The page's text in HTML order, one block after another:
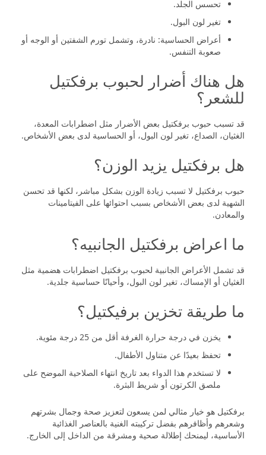
تحسس الجلد.
تغير لون البول.
أعراض الحساسية: نادرة، وتشمل تورم الشفتين أو الوجه أو
صعوبة التنفس.
هل هناك أضرار لحبوب برفكتيل
للشعر؟
قد تسبب حبوب برفكتيل بعض الأضرار مثل اضطرابات المعدة،
الغثيان، الصداع، تغير لون البول، أو الحساسية لدى بعض الأشخاص.
هل برفكتيل يزيد الوزن؟
حبوب برفكتيل لا تسبب زيادة الوزن بشكل مباشر، لكنها قد تحسن
الشهية لدى بعض الأشخاص بسبب احتوائها على الفيتامينات
والمعادن.
ما اعراض برفكتيل الجانبيه؟
قد تشمل الأعراض الجانبية لحبوب برفكتيل اضطرابات هضمية مثل
الغثيان أو الإمساك، تغير لون البول، وأحيانًا حساسية جلدية.
ما طريقة تخزين برفيكتيل؟
يخزن في درجة حرارة الغرفة أقل من 25 درجة مئوية.
تحفظ بعيدًا عن متناول الأطفال.
لا تستخدم هذا الدواء بعد تاريخ انتهاء الصلاحية الموضح على
ملصق الكرتون أو شريط البثرة.
برفكتيل هو خيار مثالي لمن يسعون لتعزيز صحة وجمال بشرتهم
وشعرهم وأظافرهم بفضل تركيبته الغنية بالعناصر الغذائية
الأساسية، ليمنحك إطلالة صحية ومشرقة من الداخل إلى الخارج.